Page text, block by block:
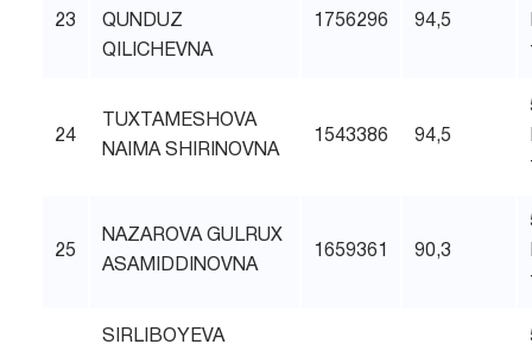
23
QUNDUZ
QILICHEVNA
1756296 94,5
24
TUXTAMESHOVA
NAIMA SHIRINOVNA
1543386 94,5
25
NAZAROVA GULRUX
ASAMIDDINOVNA
1659361 90,3
SIRLIBOYEVA